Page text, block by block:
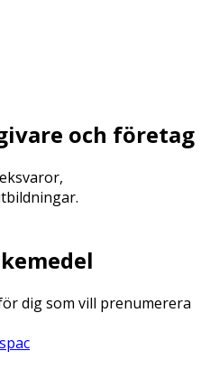
och företag
dig som vill prenumerera